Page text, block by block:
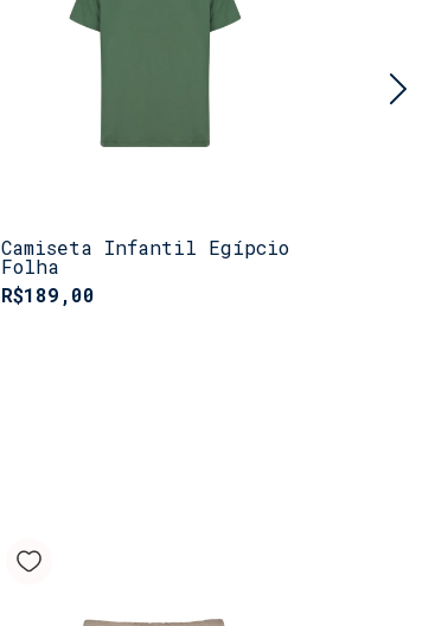
Camiseta Infantil Egípcio
Folha
R$189,00